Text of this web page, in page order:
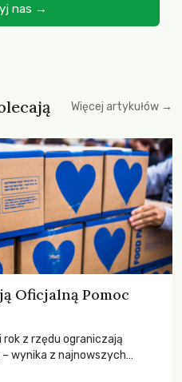
nas →
Więcej artykułów →
Oficjalną Pomoc
rok z rzędu ograniczają
wynika z najnowszych